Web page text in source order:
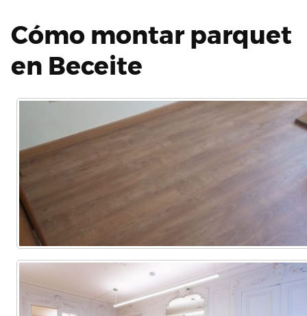
Cómo montar parquet
en Beceite